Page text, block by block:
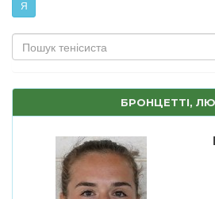
Я
БРОНЦЕТТІ,